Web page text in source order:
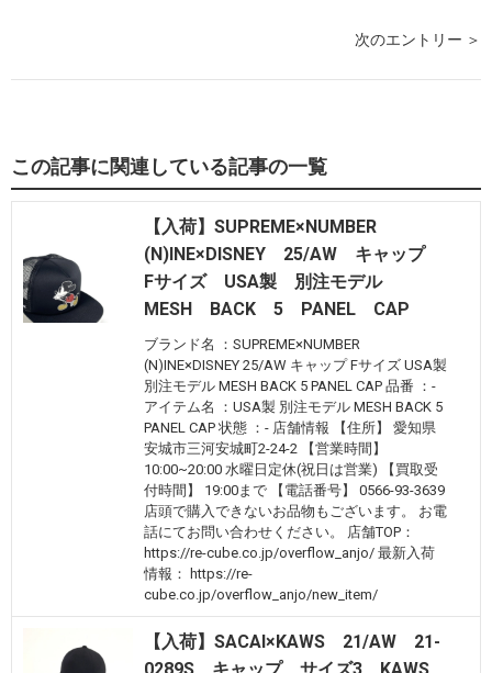
次のエントリー ＞
この記事に関連している記事の一覧
【入荷】SUPREME×NUMBER
(N)INE×DISNEY 25/AW キャップ
Fサイズ USA製 別注モデル
MESH BACK 5 PANEL CAP
ブランド名 ：SUPREME×NUMBER
(N)INE×DISNEY 25/AW キャップ Fサイズ USA製
別注モデル MESH BACK 5 PANEL CAP 品番 ：-
アイテム名 ：USA製 別注モデル MESH BACK 5
PANEL CAP 状態 ：- 店舗情報 【住所】 愛知県
安城市三河安城町2-24-2 【営業時間】
10:00~20:00 水曜日定休(祝日は営業) 【買取受
付時間】 19:00まで 【電話番号】 0566-93-3639
店頭で購入できないお品物もございます。 お電
話にてお問い合わせください。 店舗TOP：
https://re-cube.co.jp/overflow_anjo/ 最新入荷
情報： https://re-
cube.co.jp/overflow_anjo/new_item/
【入荷】SACAI×KAWS 21/AW 21-